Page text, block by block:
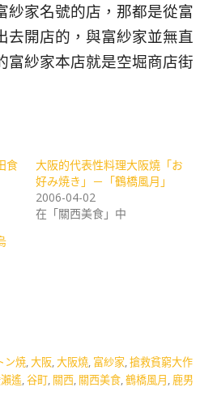
紗家名號的店，那都是從富
去開店的，與富紗家並無直
富紗家本店就是空堀商店街
食
大阪的代表性料理大阪燒「お
好み焼き」－「鶴橋風月」
2006-04-02
在「關西美食」中
ン焼,大阪,大阪燒, 富紗家,搶救貧窮大作
遙,谷町, 關西, 關西美食,鶴橋風月 , 鹿男